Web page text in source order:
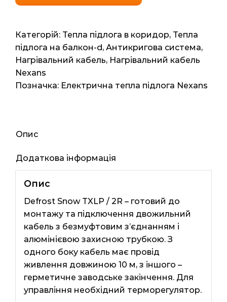
Nexans
RED
DEFROST
SNOW
3400/28
120мп
Категорій: Тепла підлога в коридор, Тепла
підлога на балкон-d, Антикригова система,
Нагрівальний кабель, Нагрівальний кабель
Nexans
Позначка: Електрична тепла підлога Nexans
Опис
Додаткова інформація
Опис
Defrost Snow TXLP / 2R – готовий до
монтажу та підключення двожильний
кабель з безмуфтовим з’єднанням і
алюмінієвою захисною трубкою. З
одного боку кабель має провід
живлення довжиною 10 м, з іншого –
герметичне заводське закінчення. Для
управління необхідний терморегулятор.